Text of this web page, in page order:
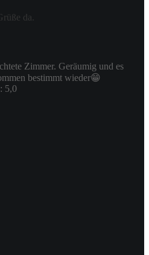
da.
Zimmer. Geräumig und es
bestimmt wieder😁
5,0